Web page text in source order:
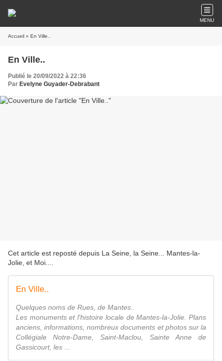
MENU
Accueil » En Ville..
En Ville..
Publié le 20/09/2022 à 22:36
Par Evelyne Guyader-Debrabant
Cet article est reposté depuis La Seine, la Seine... Mantes-la-
Jolie, et Moi...
En Ville..
Quelques noms de Rues, de Mantes..
Les monuments et l'histoire locale de Mantes-la-Jolie. Plans
anciens, informations, nombreux documents et photos sur la
Collégiale Notre-Dame, Saint-Maclou, Sainte Anne de
Gassicourt, les ...